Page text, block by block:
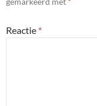
Reactie *